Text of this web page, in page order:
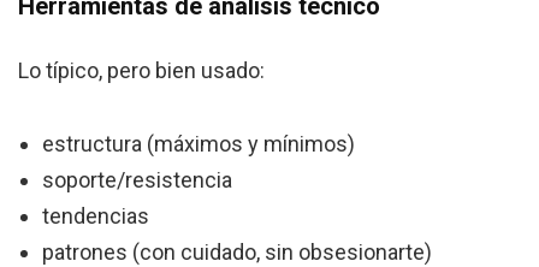
Herramientas de análisis técnico
Lo típico, pero bien usado:
estructura (máximos y mínimos)
soporte/resistencia
tendencias
patrones (con cuidado, sin obsesionarte)